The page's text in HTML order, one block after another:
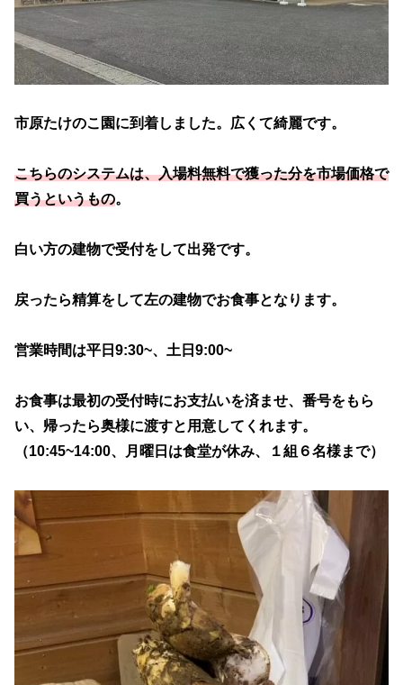
市原たけのこ園に到着しました。広くて綺麗です。
こちらのシステムは、入場料無料で獲った分を市場価格で
買うというもの。
白い方の建物で受付をして出発です。
戻ったら精算をして左の建物でお食事となります。
営業時間は平日9:30~、土日9:00~
お食事は最初の受付時にお支払いを済ませ、番号をもら
い、帰ったら奥様に渡すと用意してくれます。
（10:45~14:00、月曜日は食堂が休み、１組６名様まで）